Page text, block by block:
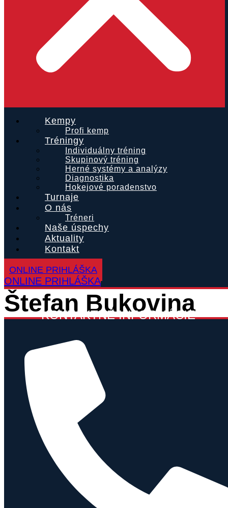
Kempy
Profi kemp
Tréningy
Individuálny tréning
Skupinový tréning
Herné systémy a analýzy
Diagnostika
Hokejové poradenstvo
Turnaje
O nás
Tréneri
Naše úspechy
Aktuality
Kontakt
ONLINE PRIHLÁŠKA
ONLINE PRIHLÁŠKA
Štefan Bukovina
KONTAKTNÉ INFORMÁCIE